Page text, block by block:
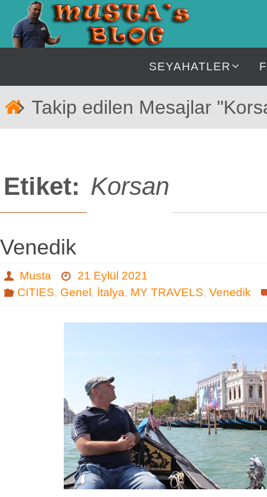
İçeriğe
geç
SEYAHATLER
Takip edilen Mesajlar
Etiket: Korsan
Venedik
Musta
21 Eylül 2021
CITIES, Genel , İtalya, MY TRAVELS, Venedik